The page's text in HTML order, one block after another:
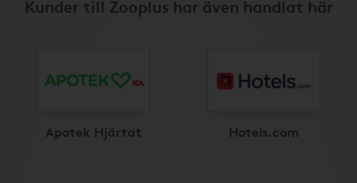
Kunder till Zooplus har även handlat här
Apotek Hjärtat Hotels.com